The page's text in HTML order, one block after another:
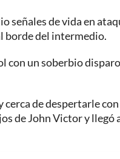
señales de vida en
borde del intermedio.
con un soberbio
de despertarle
de John Victor y llegó